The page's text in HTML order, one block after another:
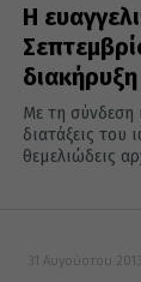
Η
Με τη σύνδεση
διατάξεις του
θεμελιώδεις
31 Αυγούστου 2013